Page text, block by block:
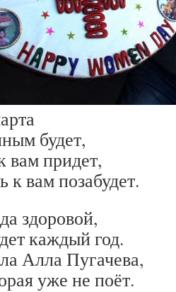
будет,
вам придет,
к вам позабудет.
здоровой,
каждый год.
Алла Пугачева,
уже не поёт.